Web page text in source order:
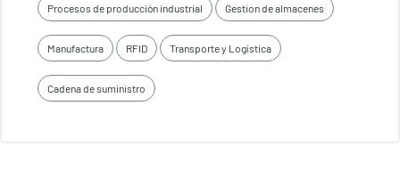
Procesos de producción industrial Gestion de almacenes
Manufactura RFID Transporte y Logística
Cadena de suministro